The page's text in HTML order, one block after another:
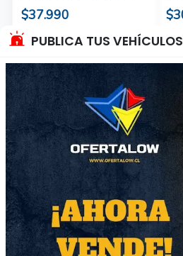
PUBLICA TUS VEHÍCULOS
nuevo y sellado
$37.990
Región Metropolitana
69
Audífonos Fiddler